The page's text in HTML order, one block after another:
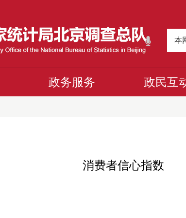
政务服务 政民互
消费者信心指数